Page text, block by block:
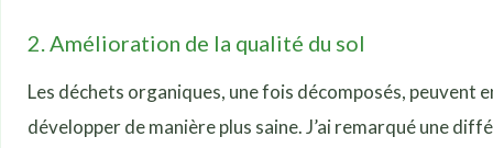
2. Amélioration de la qualité du sol
Les déchets organiques, une fois décomposés, peuvent
développer de manière plus saine. J’ai remarqué une